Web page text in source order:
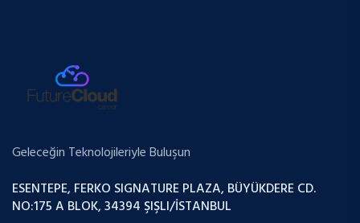
Geleceğin Teknolojileriyle Buluşun
ESENTEPE, FERKO SIGNATURE PLAZA, BÜYÜKDERE CD.
NO:175 A BLOK, 34394 ŞIŞLI/İSTANBUL